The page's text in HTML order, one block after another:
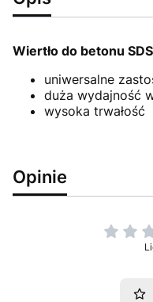
Wiertło do betonu
uniwersalne
duża wydajność
wysoka trwałość
Opinie